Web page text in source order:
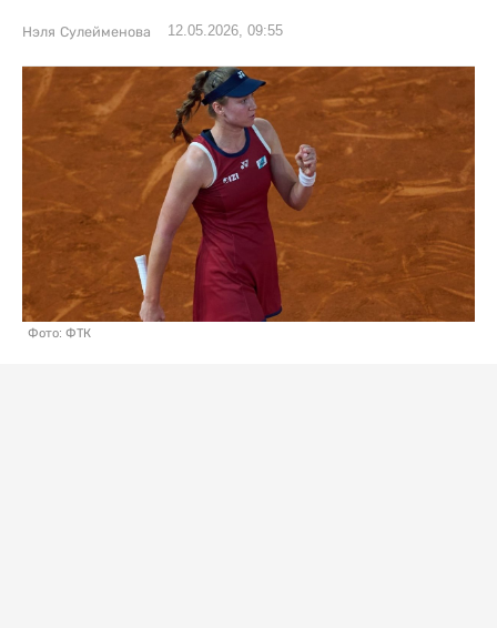
Нэля Сулейменова 12.05.2026, 09:55
Фото: ФТК